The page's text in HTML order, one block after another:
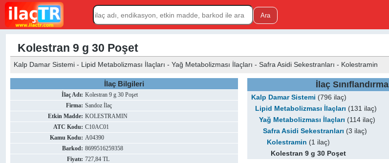
Kolestran 9 g 30 Poşet
Kalp Damar Sistemi - Lipid Metabolizması İlaçları - Yağ Metabolizması İlaçları - Safra Asidi Sekestranları - Kolestramin
İlaç Bilgileri
İlaç Adı: Kolestran 9 g 30 Poşet
Firma: Sandoz İlaç
Etkin Madde: KOLESTRAMIN
ATC Kodu: C10AC01
Kamu Kodu: A04390
Barkod: 8699516259358
Fiyatı: 727,84 TL
İlaç
Kalp Damar Sistemi (796 ilaç)
Lipid Metabolizması İlaçları (131 ilaç)
Yağ Metabolizması İlaçları (114 ilaç)
Safra Asidi Sekestranları (3 ilaç)
Kolestramin (1 ilaç)
Kolestran 9 g 30 Poşet